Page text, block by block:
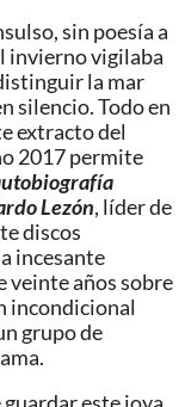
sin poesía a
invierno vigilaba
la mar
silencio. Todo en
extracto del
2017 permite
Lezón, líder de
discos
incesante
veinte años sobre
incondicional
grupo de